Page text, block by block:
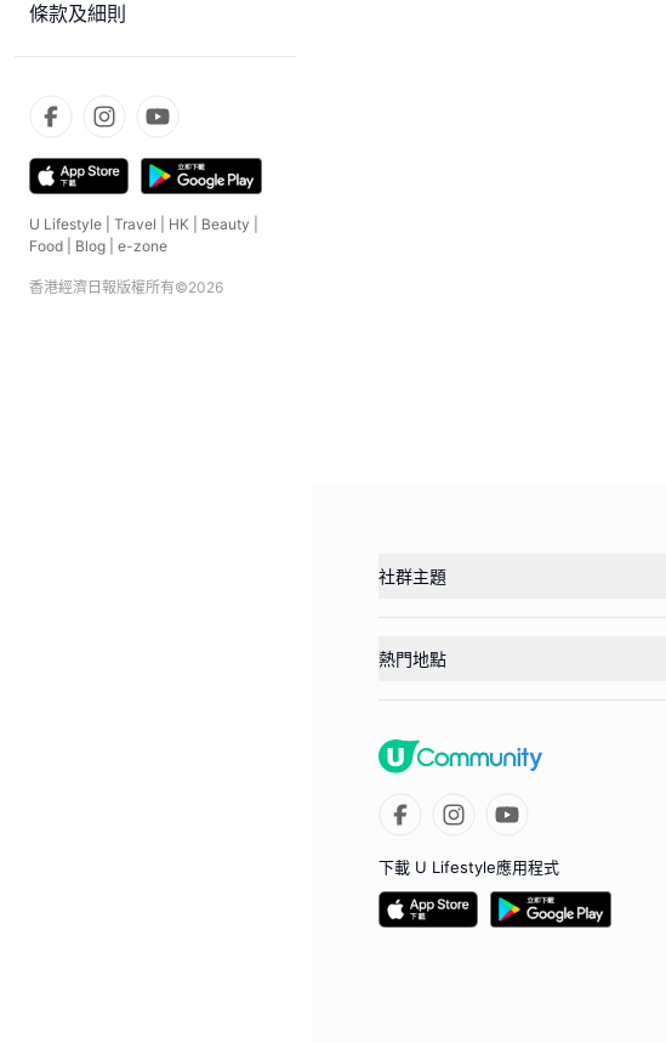
條款及細則
U Lifestyle Travel HK Beauty
Food
Blog e-zone
香港經濟日報版權所有©2026
社群主題
熱門地點
下載 U Lifestyle應用程式